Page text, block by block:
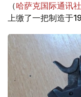
（哈萨克国际通讯
上缴了一把制造于